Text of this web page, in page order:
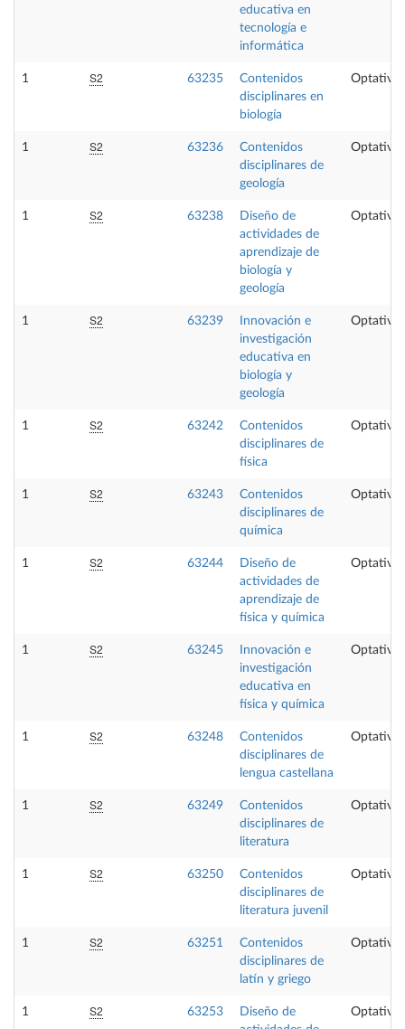
educativa en
tecnología e
informática
1 S2 63235
Contenidos
disciplinares en
biología
Optativa
1 S2 63236
Contenidos
disciplinares de
geología
Optativa
1 S2 63238
Diseño de
actividades de
aprendizaje de
biología y
geología
Optativa
1 S2 63239
Innovación e
investigación
educativa en
biología y
geología
Optativa
1 S2 63242
Contenidos
disciplinares de
física
Optativa
1 S2 63243
Contenidos
disciplinares de
química
Optativa
1 S2 63244
Diseño de
actividades de
aprendizaje de
física y química
Optativa
1 S2 63245
Innovación e
investigación
educativa en
física y química
Optativa
1 S2 63248
Contenidos
disciplinares de
lengua castellana
Optativa
1 S2 63249
Contenidos
disciplinares de
literatura
Optativa
1 S2 63250
Contenidos
disciplinares de
literatura juvenil
Optativa
1 S2 63251
Contenidos
disciplinares de
latín y griego
Optativa
1 S2 63253
Diseño de
Optativa